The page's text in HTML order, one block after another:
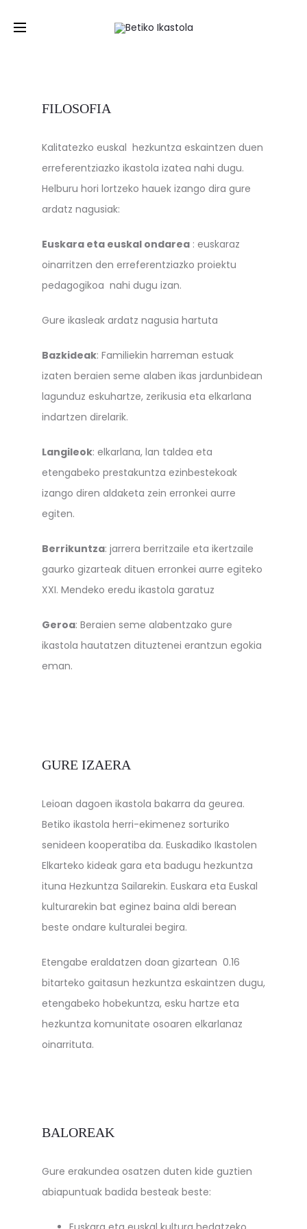
FILOSOFIA
Kalitatezko euskal hezkuntza eskaintzen duen
erreferentziazko ikastola izatea nahi dugu.
Helburu hori lortzeko hauek izango dira gure
ardatz nagusiak:
Euskara eta euskal ondarea: euskaraz
oinarritzen den erreferentziazko proiektu
pedagogikoa nahi dugu izan.
Gure ikasleak ardatz nagusia hartuta
Bazkideak: Familiekin harreman estuak
izaten beraien seme alaben ikas jardunbidean
lagunduz eskuhartze, zerikusia eta elkarlana
indartzen direlarik.
Langileok: elkarlana, lan taldea eta
etengabeko prestakuntza ezinbestekoak
izango diren aldaketa zein erronkei aurre
egiten.
Berrikuntza: jarrera berritzaile eta ikertzaile
gaurko gizarteak dituen erronkei aurre egiteko
XXI. Mendeko eredu ikastola garatuz
Geroa: Beraien seme alabentzako gure
ikastola hautatzen dituztenei erantzun egokia
eman.
GURE IZAERA
Leioan dagoen ikastola bakarra da geurea.
Betiko ikastola herri-ekimenez sorturiko
senideen kooperatiba da. Euskadiko Ikastolen
Elkarteko kideak gara eta badugu hezkuntza
ituna Hezkuntza Sailarekin. Euskara eta Euskal
kulturarekin bat eginez baina aldi berean
beste ondare kulturalei begira.
Etengabe eraldatzen doan gizartean 0.16
bitarteko gaitasun hezkuntza eskaintzen dugu,
etengabeko hobekuntza, esku hartze eta
hezkuntza komunitate osoaren elkarlanaz
oinarrituta.
BALOREAK
Gure erakundea osatzen duten kide guztien
abiapuntuak badida besteak beste: